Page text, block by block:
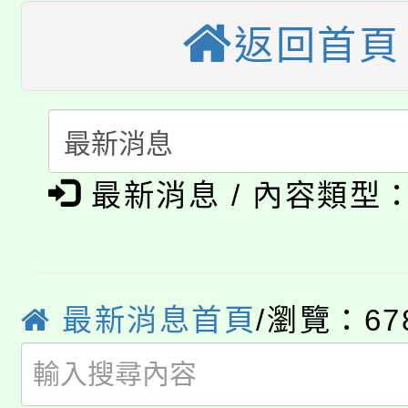
轉知中國文化大學推廣
《TA101》溝通分析基
程，歡迎學生輔導中心
心理、諮商輔導、社會
系所師生報名參加。
轉知苗栗縣政府辦理
縣市「校園短影音徵選
門員」簡章及活動海報
踴躍報名參加。
桃園市115學年度學生
要點
「桃園市補助參觀特色
展演活動實施計畫」
淨零綠領人才培育課程
車」活動
桃園市115學年度學生
生本土語及新住民語歌
公告本校115學年度第
返回首頁
最新消息 / 內容類型
最新消息首頁/瀏覽：